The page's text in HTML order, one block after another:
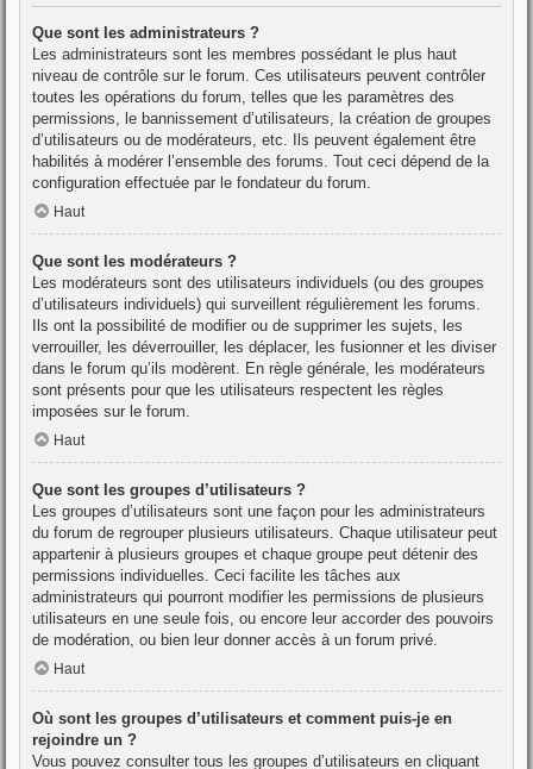
Que sont les administrateurs ?
Les administrateurs sont les membres possédant le plus haut
niveau de contrôle sur le forum. Ces utilisateurs peuvent contrôler
toutes les opérations du forum, telles que les paramètres des
permissions, le bannissement d’utilisateurs, la création de groupes
d’utilisateurs ou de modérateurs, etc. Ils peuvent également être
habilités à modérer l’ensemble des forums. Tout ceci dépend de la
configuration effectuée par le fondateur du forum.
Haut
Que sont les modérateurs ?
Les modérateurs sont des utilisateurs individuels (ou des groupes
d’utilisateurs individuels) qui surveillent régulièrement les forums.
Ils ont la possibilité de modifier ou de supprimer les sujets, les
verrouiller, les déverrouiller, les déplacer, les fusionner et les diviser
dans le forum qu’ils modèrent. En règle générale, les modérateurs
sont présents pour que les utilisateurs respectent les règles
imposées sur le forum.
Haut
Que sont les groupes d’utilisateurs ?
Les groupes d’utilisateurs sont une façon pour les administrateurs
du forum de regrouper plusieurs utilisateurs. Chaque utilisateur peut
appartenir à plusieurs groupes et chaque groupe peut détenir des
permissions individuelles. Ceci facilite les tâches aux
administrateurs qui pourront modifier les permissions de plusieurs
utilisateurs en une seule fois, ou encore leur accorder des pouvoirs
de modération, ou bien leur donner accès à un forum privé.
Haut
Où sont les groupes d’utilisateurs et comment puis-je en
rejoindre un ?
Vous pouvez consulter tous les groupes d’utilisateurs en cliquant